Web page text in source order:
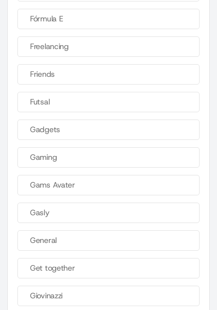
Fórmula E
Freelancing
Friends
Futsal
Gadgets
Gaming
Gams Avater
Gasly
General
Get together
Giovinazzi